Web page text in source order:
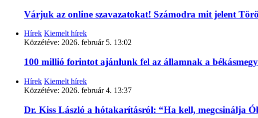
Várjuk az online szavazatokat! Számodra mit jelent
Hírek Kiemelt hírek
Közzétéve: 2026. február 5. 13:02
100 millió forintot ajánlunk fel az államnak a
Hírek Kiemelt hírek
Közzétéve: 2026. február 4. 13:37
Dr. Kiss László a hótakarításról: “Ha kell, megcsinálja